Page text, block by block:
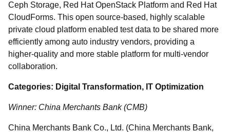
Ceph Storage, Red Hat OpenStack Platform and Red Hat
CloudForms. This open source-based, highly scalable
private cloud platform enabled test data to be shared more
efficiently among auto industry vendors, providing a
higher-quality and more stable platform for multi-vendor
collaboration.
Categories: Digital Transformation, IT Optimization
Winner: China Merchants Bank (CMB)
China Merchants Bank Co., Ltd. (China Merchants Bank,